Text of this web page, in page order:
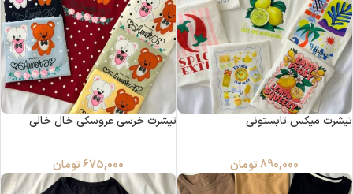
تیشرت میکس تابستونی
890,000 تومان
تیشرت خرسی عروسکی خال خالی
675,000 تومان